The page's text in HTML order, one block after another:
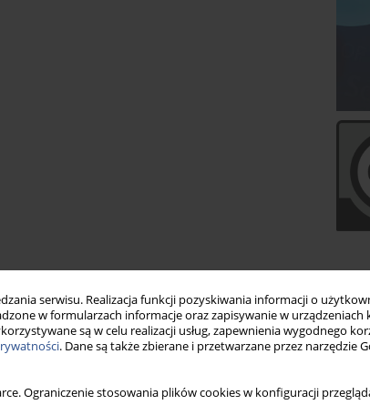
serwisu. Realizacja funkcji pozyskiwania informacji o
w formularzach informacje oraz zapisywanie w urządzeniach
są w celu realizacji usług, zapewnienia wygodnego
. Dane są także zbierane i przetwarzane przez narzędzie
Ograniczenie stosowania plików cookies w konfiguracji